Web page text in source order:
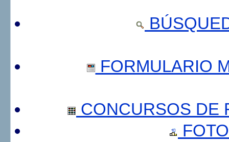
FORMULARIO
CONCURSOS DE